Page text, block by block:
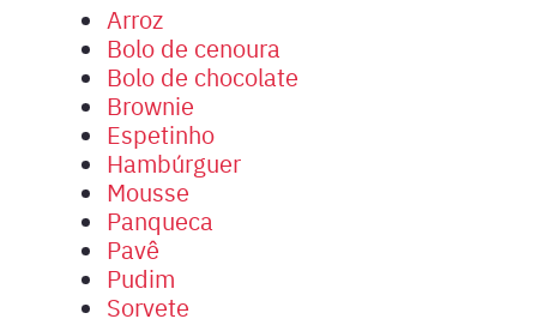
Arroz
Bolo de cenoura
Bolo de chocolate
Brownie
Espetinho
Hambúrguer
Mousse
Panqueca
Pavê
Pudim
Sorvete